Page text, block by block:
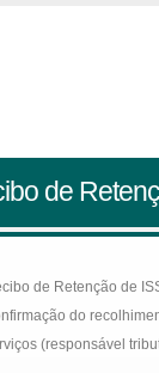
de
de Retenção de
do
(responsável